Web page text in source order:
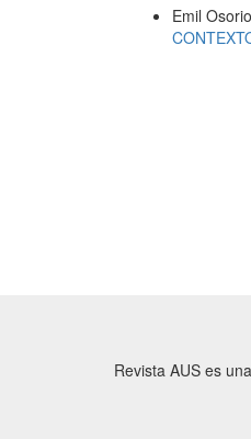
Emil
Revista AUS es